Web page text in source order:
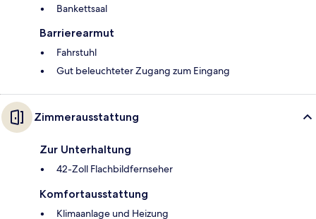
Bankettsaal
Barrierearmut
Fahrstuhl
Gut beleuchteter Zugang zum Eingang
Zimmerausstattung
Zur Unterhaltung
42-Zoll Flachbildfernseher
Komfortausstattung
Klimaanlage und Heizung